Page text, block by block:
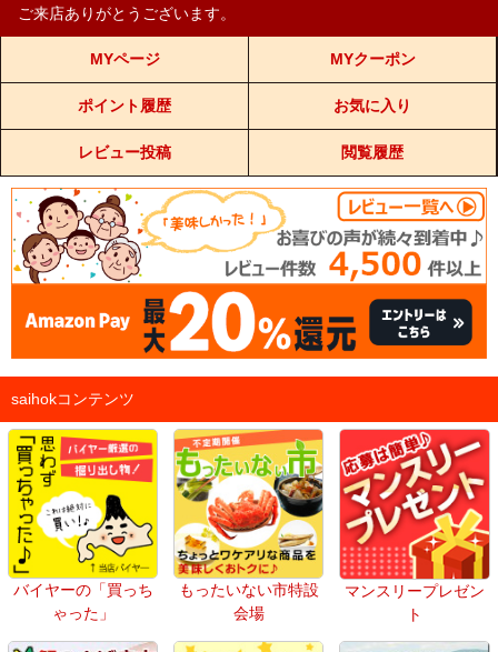
ご来店ありがとうございます。
MYページ MYクーポン
ポイント履歴 お気に入り
レビュー投稿 閲覧履歴
saihokコンテンツ
バイヤーの「買っち
ゃった」
もったいない市特設
会場
マンスリープレゼン
ト